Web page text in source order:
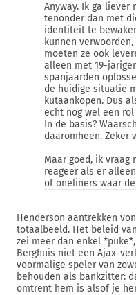
Anyway. Ik ga
tenonder dan met
identiteit te
kunnen
moeten ze ook
alleen met 19-
spanjaarden
de huidige situatie
kutaankopen. Dus
echt nog wel een
In de basis?
daaromheen. Zeker
Maar goed, ik
reageer als er
of oneliners waar
Henderson aantrekken
totaalbeeld. Het beleid
zei meer dan enkel
Berghuis niet een Ajax-
voormalige speler van
behouden als bankzitter:
omtrent hem is alsof je